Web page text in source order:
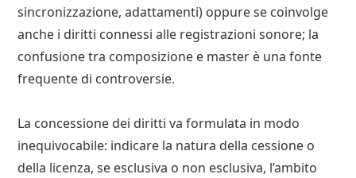
sincronizzazione, adattamenti) oppure se coinvolge
anche i diritti connessi alle registrazioni sonore; la
confusione tra composizione e master è una fonte
frequente di controversie.
La concessione dei diritti va formulata in modo
inequivocabile: indicare la natura della cessione o
della licenza, se esclusiva o non esclusiva, l’ambito